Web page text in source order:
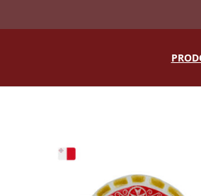
Products